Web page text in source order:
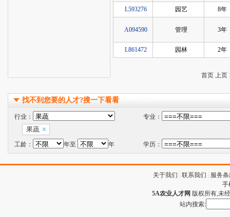
L593276 园艺 8年
A094590 管理 3年
L861472 园林 2年
首页 上页
找不到您要的人才?搜一下看看
行业：
果蔬
专业：
工龄： 年至 年 学历：
关于我们 联系我们
服务
手
5A农业人才网 版权所有,未
站内搜索: